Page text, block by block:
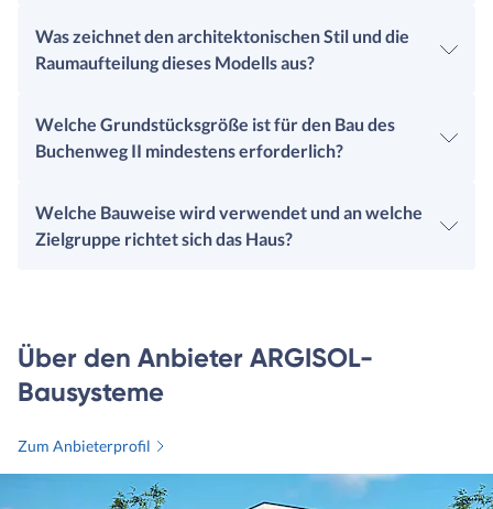
Was zeichnet den architektonischen Stil und die
Raumaufteilung dieses Modells aus?
Welche Grundstücksgröße ist für den Bau des
Buchenweg II mindestens erforderlich?
Welche Bauweise wird verwendet und an welche
Zielgruppe richtet sich das Haus?
Über den Anbieter ARGISOL-
Bausysteme
Zum Anbieterprofil